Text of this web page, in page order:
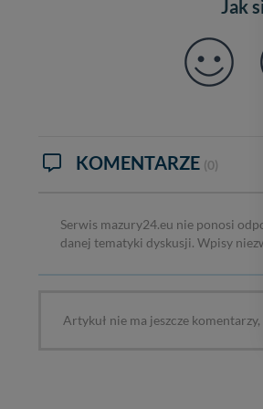
Jak
KOMENTARZE (0)
Serwis mazury24.eu nie ponosi
danej tematyki dyskusji. Wpisy
Artykuł nie ma jeszcze komentarzy,